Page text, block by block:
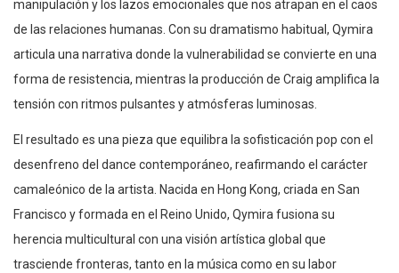
manipulación y los lazos emocionales que nos atrapan en el caos
de las relaciones humanas. Con su dramatismo habitual, Qymira
articula una narrativa donde la vulnerabilidad se convierte en una
forma de resistencia, mientras la producción de Craig amplifica la
tensión con ritmos pulsantes y atmósferas luminosas.
El resultado es una pieza que equilibra la sofisticación pop con el
desenfreno del dance contemporáneo, reafirmando el carácter
camaleónico de la artista. Nacida en Hong Kong, criada en San
Francisco y formada en el Reino Unido, Qymira fusiona su
herencia multicultural con una visión artística global que
trasciende fronteras, tanto en la música como en su labor